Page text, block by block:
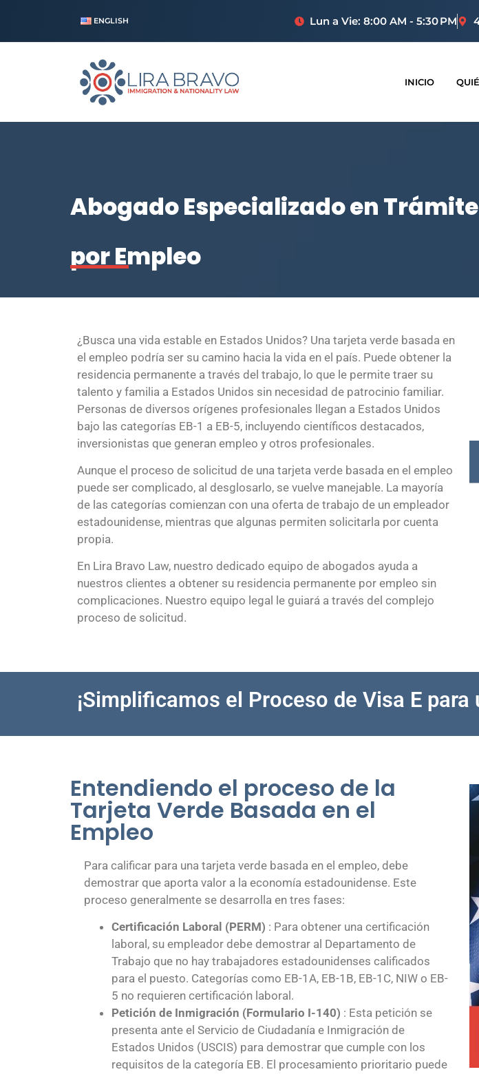
ENGLISH Lun a Vie: 8:00 AM - 5:30 PM
INICIO
Abogado Especializado en
por Empleo
¿Busca una vida estable en Estados Unidos? Una tarjeta verde basada en
el empleo podría ser su camino hacia la vida en el país. Puede obtener la
residencia permanente a través del trabajo, lo que le permite traer su
talento y familia a Estados Unidos sin necesidad de patrocinio familiar.
Personas de diversos orígenes profesionales llegan a Estados Unidos
bajo las categorías EB-1 a EB-5, incluyendo científicos destacados,
inversionistas que generan empleo y otros profesionales.
Aunque el proceso de solicitud de una tarjeta verde basada en el empleo
puede ser complicado, al desglosarlo, se vuelve manejable. La mayoría
de las categorías comienzan con una oferta de trabajo de un empleador
estadounidense, mientras que algunas permiten solicitarla por cuenta
propia.
En Lira Bravo Law, nuestro dedicado equipo de abogados ayuda a
nuestros clientes a obtener su residencia permanente por empleo sin
complicaciones. Nuestro equipo legal le guiará a través del complejo
proceso de solicitud.
¡Simplificamos el Proceso de Visa E para
Entendiendo el proceso de la
Tarjeta Verde Basada en el
Empleo
Para calificar para una tarjeta verde basada en el empleo, debe
demostrar que aporta valor a la economía estadounidense. Este
proceso generalmente se desarrolla en tres fases:
Certificación Laboral (PERM) : Para obtener una certificación
laboral, su empleador debe demostrar al Departamento de
Trabajo que no hay trabajadores estadounidenses calificados
para el puesto. Categorías como EB-1A, EB-1B, EB-1C, NIW o EB-
5 no requieren certificación laboral.
Petición de Inmigración (Formulario I-140) : Esta petición se
presenta ante el Servicio de Ciudadanía e Inmigración de
Estados Unidos (USCIS) para demostrar que cumple con los
requisitos de la categoría EB. El procesamiento prioritario puede